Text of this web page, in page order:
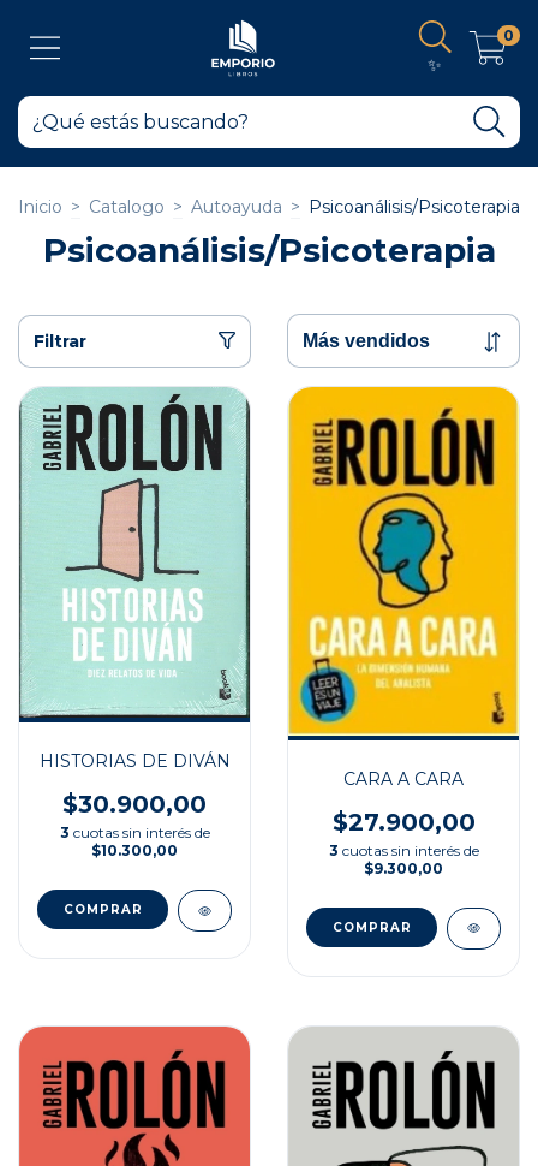
✨
0
Inicio > Catalogo > Autoayuda > Psicoanálisis/Psicoterapia
Psicoanálisis/Psicoterapia
Filtrar
HISTORIAS DE DIVÁN
$30.900,00
3 cuotas sin interés de
$10.300,00
CARA A CARA
$27.900,00
3 cuotas sin interés de
$9.300,00